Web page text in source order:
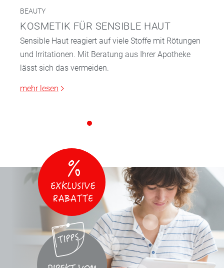
BEAUTY
KOSMETIK FÜR SENSIBLE HAUT
Sensible Haut reagiert auf viele Stoffe mit Rötungen
und Irritationen. Mit Beratung aus Ihrer Apotheke
lässt sich das vermeiden.
mehr lesen